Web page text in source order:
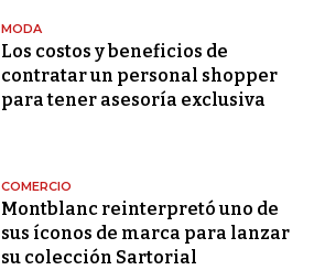
MODA
Los costos y beneficios de
contratar un personal shopper
para tener asesoría exclusiva
COMERCIO
Montblanc reinterpretó uno de
sus íconos de marca para lanzar
su colección Sartorial